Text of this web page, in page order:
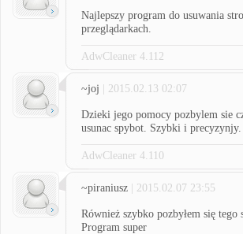
Najlepszy program do usuwania
przeglądarkach.
AdwCleaner 4.112
~joj | 2015.02.13 02:07
Dzieki jego pomocy pozbylem sie
usunac spybot. Szybki i precyzynjy.
AdwCleaner 4.110
~piraniusz | 2015.02.07 23:55
Również szybko pozbyłem się tego
Program super